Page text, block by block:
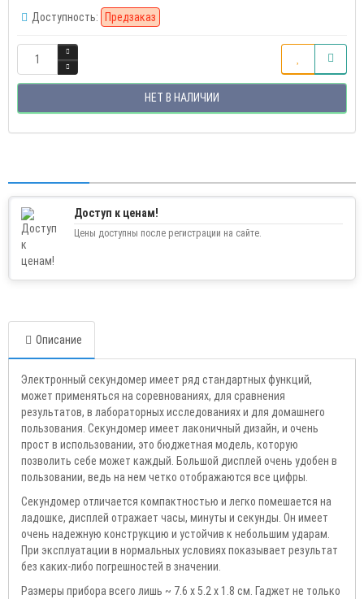
Доступность: Предзаказ
НЕТ В НАЛИЧИИ
Доступ к ценам!
Цены доступны после регистрации на сайте.
Описание
Электронный секундомер имеет ряд стандартных функций,
может применяться на соревнованиях, для сравнения
результатов, в лабораторных исследованиях и для домашнего
пользования. Секундомер имеет лаконичный дизайн, и очень
прост в использовании, это бюджетная модель, которую
позволить себе может каждый. Большой дисплей очень удобен в
пользовании, ведь на нем четко отображаются все цифры.
Секундомер отличается компактностью и легко помешается на
ладошке, дисплей отражает часы, минуты и секунды. Он имеет
очень надежную конструкцию и устойчив к небольшим ударам.
При эксплуатации в нормальных условиях показывает результат
без каких-либо погрешностей в значении.
Размеры прибора всего лишь ~ 7.6 х 5.2 х 1.8 см. Гаджет не только